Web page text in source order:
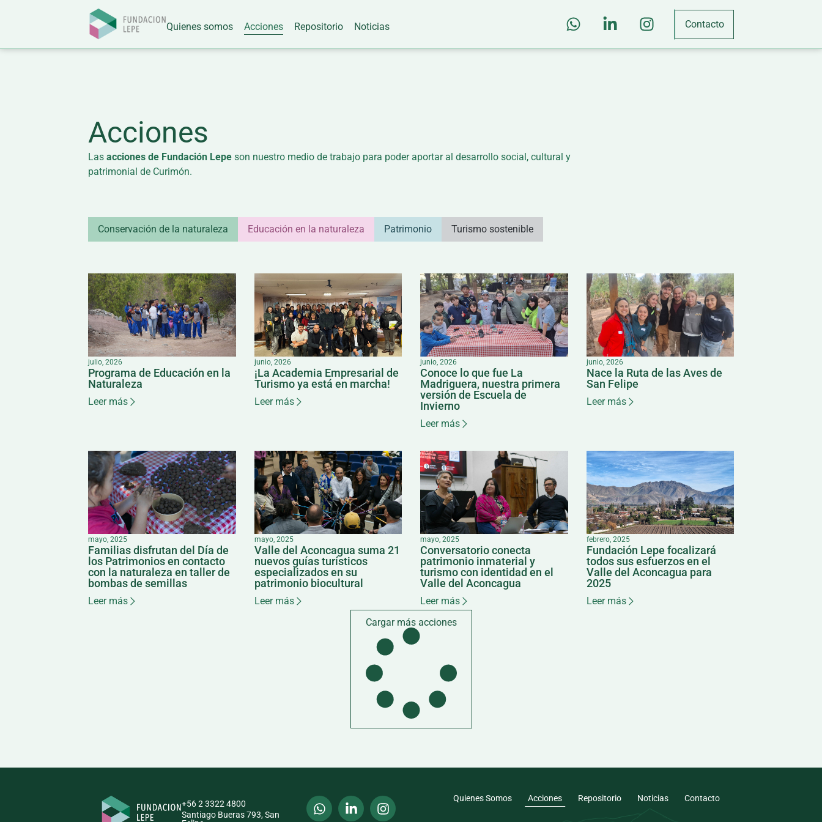
Quienes somos Acciones Repositorio Noticias Contacto
Acciones
Las acciones de Fundación Lepe son nuestro medio de trabajo para poder aportar al desarrollo social, cultural y
patrimonial de Curimón.
Conservación de la naturaleza Educación en la naturaleza Patrimonio Turismo sostenible
julio, 2026
Programa de Educación en la
Naturaleza
Leer más
junio, 2026
¡La Academia Empresarial de
Turismo ya está en marcha!
Leer más
junio, 2026
Conoce lo que fue La
Madriguera, nuestra primera
versión de Escuela de
Invierno
Leer más
junio, 2026
Nace la Ruta de las Aves de
San Felipe
Leer más
mayo, 2025
Familias disfrutan del Día de
los Patrimonios en contacto
con la naturaleza en taller de
bombas de semillas
Leer más
mayo, 2025
Valle del Aconcagua suma 21
nuevos guías turísticos
especializados en su
patrimonio biocultural
Leer más
mayo, 2025
Conversatorio conecta
patrimonio inmaterial y
turismo con identidad en el
Valle del Aconcagua
Leer más
febrero, 2025
Fundación Lepe focalizará
todos sus esfuerzos en el
Valle del Aconcagua para
2025
Leer más
Cargar más acciones
+56 2 3322 4800
Santiago Bueras 793, San
Quienes Somos Acciones Repositorio Noticias Contacto